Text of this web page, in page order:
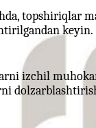
topshiriqlar
keyin.
izchil